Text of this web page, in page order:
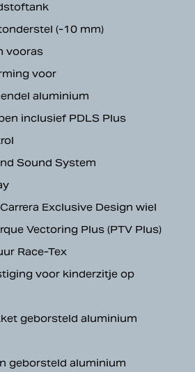
(-10 mm)
vooras
voor
aluminium
inclusief PDLS Plus
Sound System
Exclusive Design wiel
Vectoring Plus (PTV Plus)
Race-Tex
voor kinderzitje op
geborsteld aluminium
geborsteld aluminium